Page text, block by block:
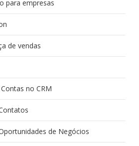
para empresas
de vendas
no CRM
de Negócios